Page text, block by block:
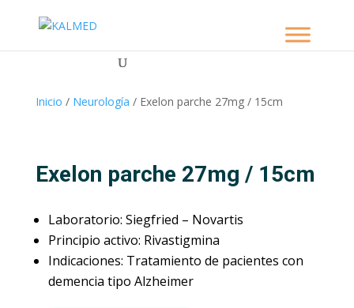
Inicio / Neurología / Exelon parche 27mg / 15cm
Exelon parche 27mg / 15cm
Laboratorio: Siegfried – Novartis
Principio activo: Rivastigmina
Indicaciones: Tratamiento de pacientes con
demencia tipo Alzheimer